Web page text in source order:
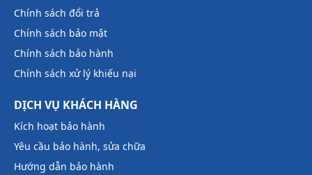
Chính sách đổi trả
Chính sách bảo mật
Chính sách bảo hành
Chính sách xử lý khiếu nại
DỊCH VỤ KHÁCH HÀNG
Kích hoạt bảo hành
Yêu cầu bảo hành, sửa chữa
Hướng dẫn bảo hành